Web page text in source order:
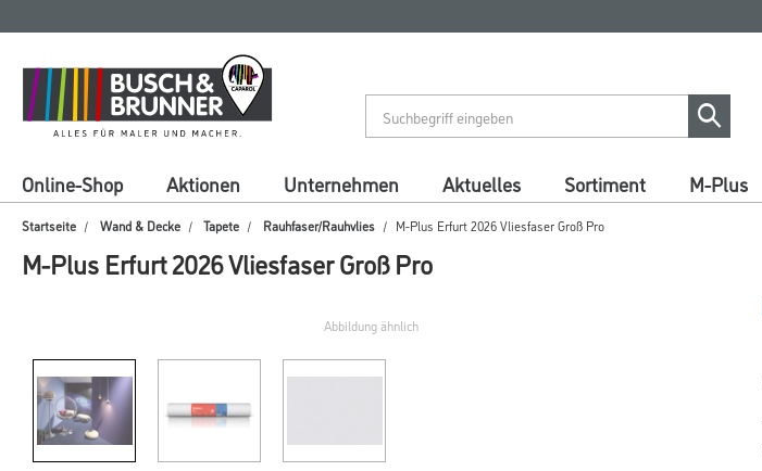
springen
springen
Online-Shop Aktionen Unternehmen Aktuelles Sortiment M-Plus
Startseite Wand & Decke Tapete Rauhfaser/Rauhvlies M-Plus Erfurt 2026 Vliesfaser Groß Pro
M-Plus Erfurt 2026 Vliesfaser Groß Pro